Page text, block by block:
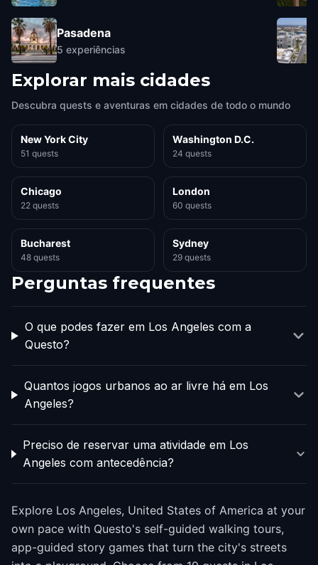
Pasadena
5 experiências
Explorar mais cidades
Descubra quests e aventuras em cidades de todo o mundo
New York City
51 quests
Washington D.C.
24 quests
Chicago
22 quests
London
60 quests
Bucharest
48 quests
Sydney
29 quests
Perguntas frequentes
O que podes fazer em Los Angeles com a
Questo?
Quantos jogos urbanos ao ar livre há em Los
Angeles?
Preciso de reservar uma atividade em Los
Angeles com antecedência?
Explore Los Angeles, United States of America at your
own pace with Questo's self-guided walking tours,
app-guided story games that turn the city's streets